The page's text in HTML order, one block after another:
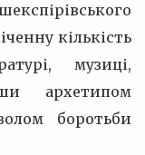
кількість
музиці,
архетипом
боротьби